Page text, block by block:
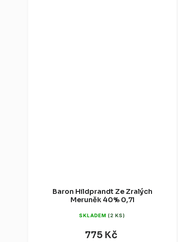
Baron Hildprandt Ze Zralých
Meruněk 40% 0,7l
SKLADEM(2 KS)
775 Kč